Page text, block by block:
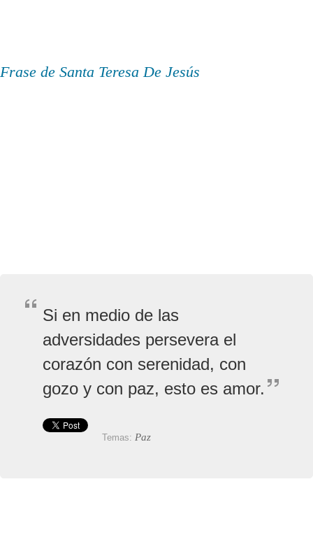
Frase de Santa Teresa De Jesús
Si en medio de las
adversidades persevera el
corazón con serenidad, con
gozo y con paz, esto es amor.
Temas: Paz